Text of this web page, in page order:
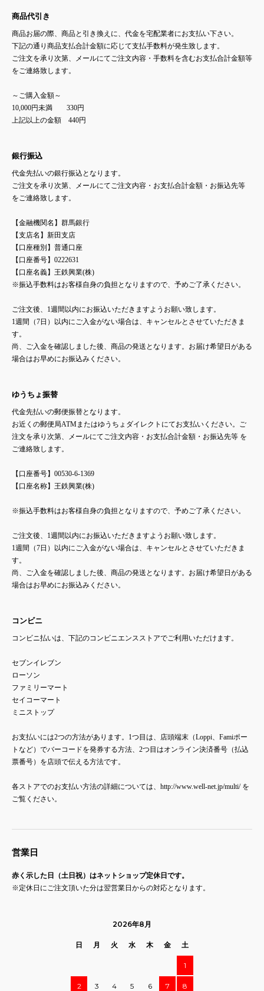
商品代引き
商品お届の際、商品と引き換えに、代金を宅配業者にお支払い下さい。
下記の通り商品支払合計金額に応じて支払手数料が発生致します。
ご注文を承り次第、メールにてご注文内容・手数料を含むお支払合計金額等
をご連絡致します。
～ご購入金額～
10,000円未満 330円
上記以上の金額 440円
銀行振込
代金先払いの銀行振込となります。
ご注文を承り次第、メールにてご注文内容・お支払合計金額・お振込先等
をご連絡致します。
【金融機関名】群馬銀行
【支店名】新田支店
【口座種別】普通口座
【口座番号】0222631
【口座名義】王鉄興業(株)
※振込手数料はお客様自身の負担となりますので、予めご了承ください。
ご注文後、1週間以内にお振込いただきますようお願い致します。
1週間（7日）以内にご入金がない場合は、キャンセルとさせていただきま
す。
尚、ご入金を確認しました後、商品の発送となります。お届け希望日がある
場合はお早めにお振込みください。
ゆうちょ振替
代金先払いの郵便振替となります。
お近くの郵便局ATMまたはゆうちょダイレクトにてお支払いください。ご
注文を承り次第、メールにてご注文内容・お支払合計金額・お振込先等 を
ご連絡致します。
【口座番号】00530-6-1369
【口座名称】王鉄興業(株)
※振込手数料はお客様自身の負担となりますので、予めご了承ください。
ご注文後、1週間以内にお振込いただきますようお願い致します。
1週間（7日）以内にご入金がない場合は、キャンセルとさせていただきま
す。
尚、ご入金を確認しました後、商品の発送となります。お届け希望日がある
場合はお早めにお振込みください。
コンビニ
コンビニ払いは、下記のコンビニエンスストアでご利用いただけます。
セブンイレブン
ローソン
ファミリーマート
セイコーマート
ミニストップ
お支払いには2つの方法があります。1つ目は、店頭端末（Loppi、Famiポー
トなど）でバーコードを発券する方法、2つ目はオンライン決済番号（払込
票番号）を店頭で伝える方法です。
各ストアでのお支払い方法の詳細については、http://www.well-net.jp/multi/ を
ご覧ください。
営業日
赤く示した日（土日祝）はネットショップ定休日です。
※定休日にご注文頂いた分は翌営業日からの対応となります。
2026年8月
日 月 火 水 木 金 土
1
2 3 4 5 6 7 8